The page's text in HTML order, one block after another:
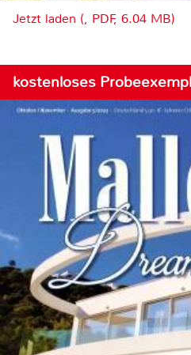
Jetzt laden (, PDF, 6.04 MB)
kostenloses